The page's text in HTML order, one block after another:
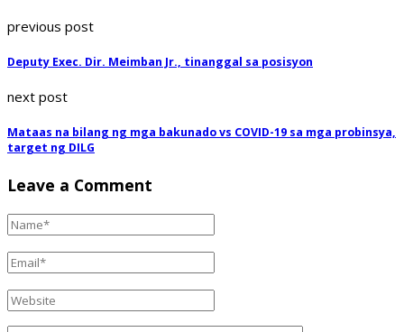
previous post
Deputy Exec. Dir. Meimban Jr., tinanggal sa posisyon
next post
Mataas na bilang ng mga bakunado vs COVID-19 sa mga probinsya,
target ng DILG
Leave a Comment